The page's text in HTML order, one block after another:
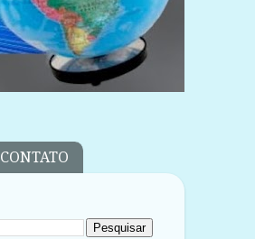
CONTATO